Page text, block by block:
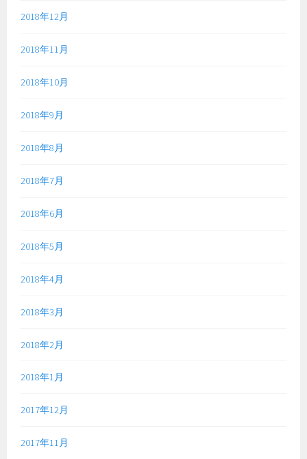
2018年12月
2018年11月
2018年10月
2018年9月
2018年8月
2018年7月
2018年6月
2018年5月
2018年4月
2018年3月
2018年2月
2018年1月
2017年12月
2017年11月